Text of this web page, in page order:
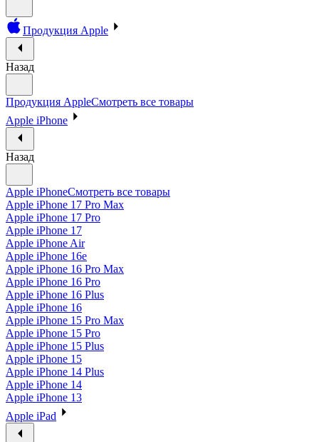
Продукция Apple
Назад
Продукция AppleСмотреть все товары
Apple iPhone
Назад
Apple iPhoneСмотреть все товары
Apple iPhone 17 Pro Max
Apple iPhone 17 Pro
Apple iPhone 17
Apple iPhone Air
Apple iPhone 16e
Apple iPhone 16 Pro Max
Apple iPhone 16 Pro
Apple iPhone 16 Plus
Apple iPhone 16
Apple iPhone 15 Pro Max
Apple iPhone 15 Pro
Apple iPhone 15 Plus
Apple iPhone 15
Apple iPhone 14 Plus
Apple iPhone 14
Apple iPhone 13
Apple iPad